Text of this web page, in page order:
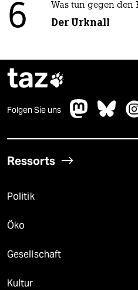
6 Was tun gegen den
Der Urknall
taz
Folgen Sie uns
Ressorts
Politik
Öko
Gesellschaft
Kultur